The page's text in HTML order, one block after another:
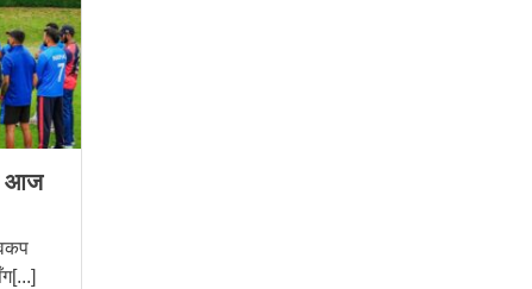
आज